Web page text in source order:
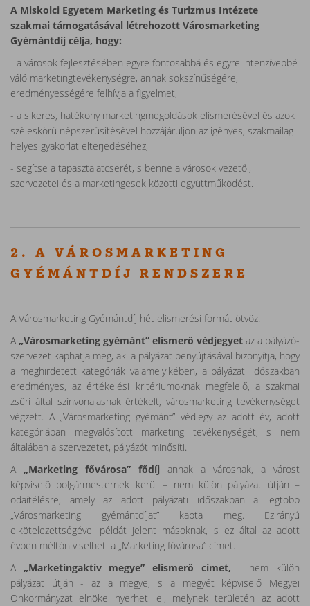
A Miskolci Egyetem Marketing és Turizmus Intézete
szakmai támogatásával létrehozott Városmarketing
Gyémántdíj célja, hogy:
- a városok fejlesztésében egyre fontosabbá és egyre intenzívebbé
váló marketingtevékenységre, annak sokszínűségére,
eredményességére felhívja a figyelmet,
- a sikeres, hatékony marketingmegoldások elismerésével és azok
széleskörű népszerűsítésével hozzájáruljon az igényes, szakmailag
helyes gyakorlat elterjedéséhez,
- segítse a tapasztalatcserét, s benne a városok vezetői,
szervezetei és a marketingesek közötti együttműködést.
2. A VÁROSMARKETING
GYÉMÁNTDÍJ RENDSZERE
A Városmarketing Gyémántdíj hét elismerési formát ötvöz.
A „Városmarketing gyémánt” elismerő védjegyet az a pályázó-
szervezet kaphatja meg, aki a pályázat benyújtásával bizonyítja, hogy
a meghirdetett kategóriák valamelyikében, a pályázati időszakban
eredményes, az értékelési kritériumoknak megfelelő, a szakmai
zsűri által színvonalasnak értékelt, városmarketing tevékenységet
végzett. A „Városmarketing gyémánt” védjegy az adott év, adott
kategóriában megvalósított marketing tevékenységét, s nem
általában a szervezetet, pályázót minősíti.
A „Marketing fővárosa” fődíj annak a városnak, a várost
képviselő polgármesternek kerül – nem külön pályázat útján –
odaítélésre, amely az adott pályázati időszakban a legtöbb
„Városmarketing gyémántdíjat” kapta meg. Ezirányú
elkötelezettségével példát jelent másoknak, s ez által az adott
évben méltón viselheti a „Marketing fővárosa” címet.
A „Marketingaktív megye” elismerő címet, - nem külön
pályázat útján - az a megye, s a megyét képviselő Megyei
Önkormányzat elnöke nyerheti el, melynek területén az adott